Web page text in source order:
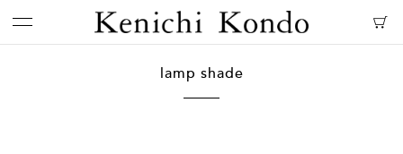
lamp shade